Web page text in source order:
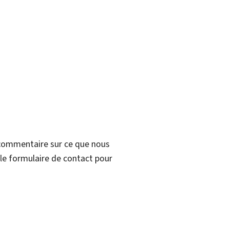
sur ce que nous
formulaire de contact pour